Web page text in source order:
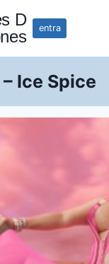
D
entra
– Ice Spice